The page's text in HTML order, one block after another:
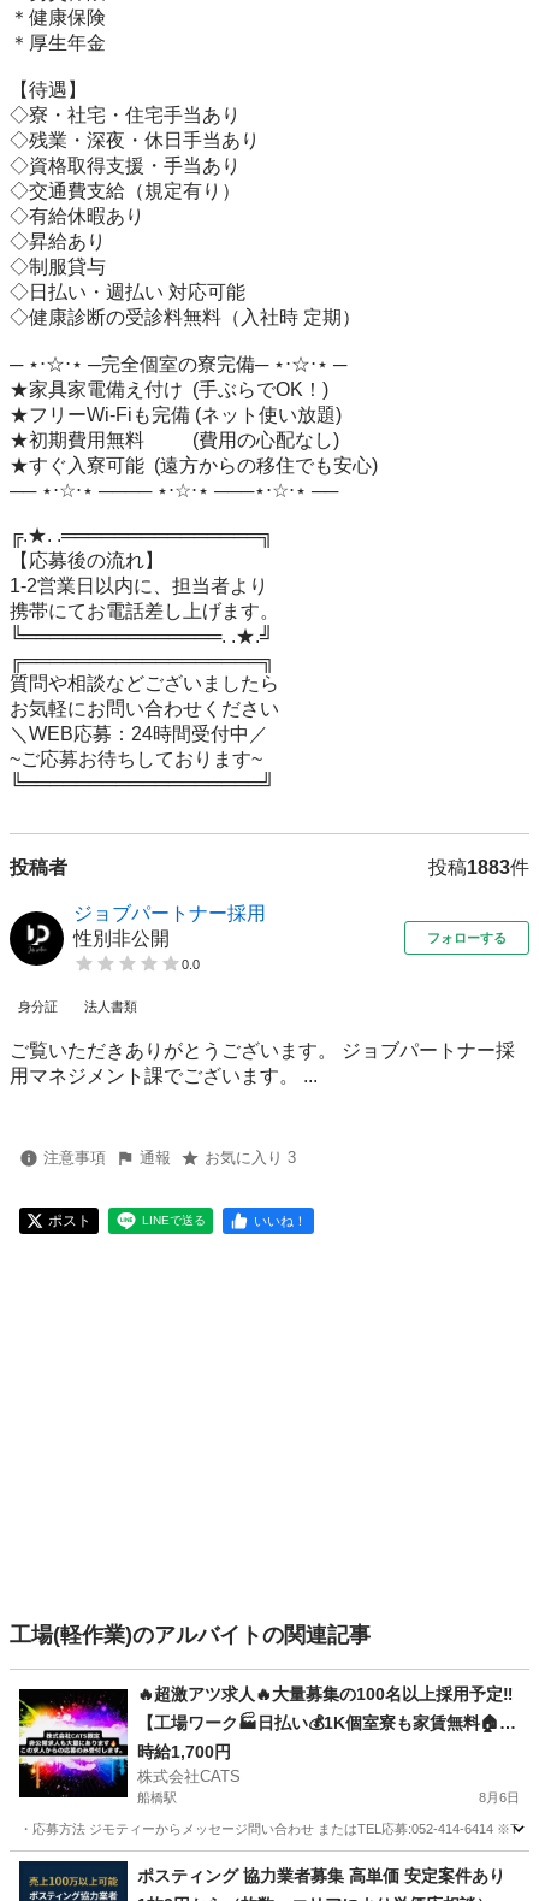
＊健康保険
＊厚生年金
【待遇】
◇寮・社宅・住宅手当あり
◇残業・深夜・休日手当あり
◇資格取得支援・手当あり
◇交通費支給（規定有り）
◇有給休暇あり
◇昇給あり
◇制服貸与
◇日払い・週払い 対応可能
◇健康診断の受診料無料（入社時 定期）
─ ⋆⋅☆⋅⋆ ─完全個室の寮完備─ ⋆⋅☆⋅⋆ ─
★家具家電備え付け  (手ぶらでOK！)
★フリーWi-Fiも完備 (ネット使い放題)
★初期費用無料　　  (費用の心配なし)
★すぐ入寮可能  (遠方からの移住でも安心)
── ⋆⋅☆⋅⋆ ──── ⋆⋅☆⋅⋆ ───⋆⋅☆⋅⋆ ──
╔.★. .═══════════════╗
【応募後の流れ】
1-2営業日以内に、担当者より
携帯にてお電話差し上げます。
╚═══════════════. .★.╝
╔══════════════════╗
質問や相談などございましたら
お気軽にお問い合わせください
＼WEB応募：24時間受付中／
~ご応募お待ちしております~
╚══════════════════╝
投稿者 投稿1883件
ジョブパートナー採用
性別非公開
0.0
フォローする
身分証 法人書類
ご覧いただきありがとうございます。 ジョブパートナー採
用マネジメント課でございます。 ...
注意事項 通報 お気に入り 3
ポスト LINEで送る いいね！
工場(軽作業)のアルバイトの関連記事
🔥超激アツ求人🔥大量募集の100名以上採用予定‼️
【工場ワーク🏭日払い💰1K個室寮も家賃無料🏠】
今なら…採用でPayPay5万円分のポイントプレゼ
ント🎁-船橋
時給1,700円
株式会社CATS
船橋駅 8月6日
・応募方法 ジモティーからメッセージ問い合わせ またはTEL応募:052-414-6414
千葉 船橋市 船橋駅 仕分け 個室
ポスティング 協力業者募集 高単価 安定案件あり